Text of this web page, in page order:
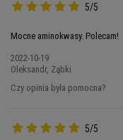
dodatku cukru.
w pełni
5/5
Mocne aminokwasy. Polecam!
2022-10-19
Oleksandr, Ząbki
Czy opinia była pomocna?
5/5